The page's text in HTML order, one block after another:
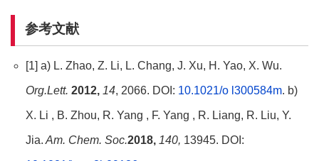
参考文献
[1] a) L. Zhao, Z. Li, L. Chang, J. Xu, H. Yao, X. Wu.
Org.Lett. 2012, 14, 2066. DOI: 10.1021/o l300584m. b)
X. Li , B. Zhou, R. Yang , F. Yang , R. Liang, R. Liu, Y.
Jia. Am. Chem. Soc.2018, 140, 13945. DOI: